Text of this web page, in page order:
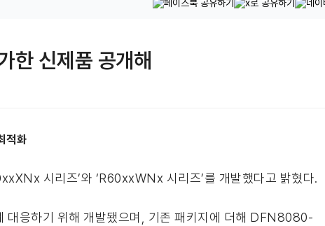
한 신제품 공개해
적화
시리즈’와 ‘R60xxWNx 시리즈’를 개발했다고 밝혔다.
대응하기 위해 개발됐으며, 기존 패키지에 더해 DFN8080-